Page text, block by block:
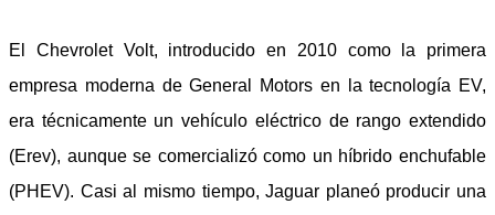
El Chevrolet Volt, introducido en 2010 como la primera
empresa moderna de General Motors en la tecnología EV,
era técnicamente un vehículo eléctrico de rango extendido
(Erev), aunque se comercializó como un híbrido enchufable
(PHEV). Casi al mismo tiempo, Jaguar planeó producir una